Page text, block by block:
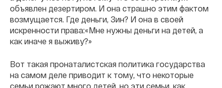
объявлен дезертиром. И она страшно этим фактом
возмущается. Где деньги, Зин? И она в своей
искренности права:«Мне нужны деньги на детей, а
как иначе я выживу?»
Вот такая пронаталистская политика государства
на самом деле приводит к тому, что некоторые
семьи рожают много детей, но эти семьи, как